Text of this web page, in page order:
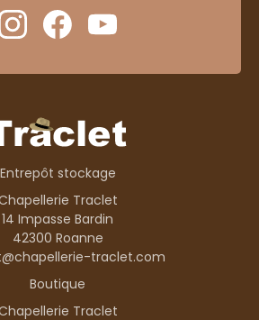
Entrepôt stockage
Traclet
14 Impasse Bardin
42300 Roanne
traclet.com
Boutique
Traclet